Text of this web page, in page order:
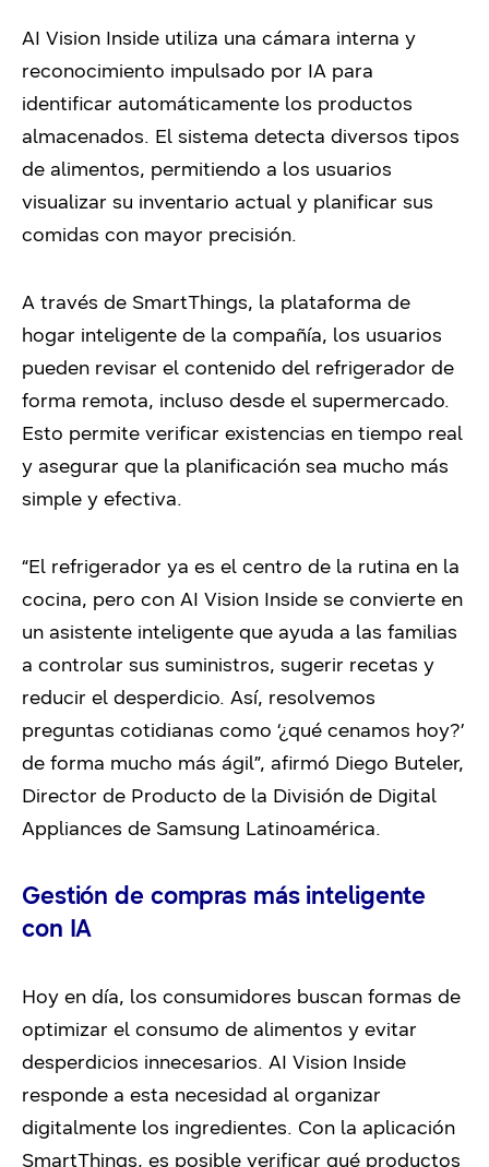
AI Vision Inside utiliza una cámara interna y
reconocimiento impulsado por IA para
identificar automáticamente los productos
almacenados. El sistema detecta diversos tipos
de alimentos, permitiendo a los usuarios
visualizar su inventario actual y planificar sus
comidas con mayor precisión.
A través de SmartThings, la plataforma de
hogar inteligente de la compañía, los usuarios
pueden revisar el contenido del refrigerador de
forma remota, incluso desde el supermercado.
Esto permite verificar existencias en tiempo real
y asegurar que la planificación sea mucho más
simple y efectiva.
“El refrigerador ya es el centro de la rutina en la
cocina, pero con AI Vision Inside se convierte en
un asistente inteligente que ayuda a las familias
a controlar sus suministros, sugerir recetas y
reducir el desperdicio. Así, resolvemos
preguntas cotidianas como ‘¿qué cenamos hoy?’
de forma mucho más ágil”, afirmó Diego Buteler,
Director de Producto de la División de Digital
Appliances de Samsung Latinoamérica.
Gestión de compras más inteligente
con IA
Hoy en día, los consumidores buscan formas de
optimizar el consumo de alimentos y evitar
desperdicios innecesarios. AI Vision Inside
responde a esta necesidad al organizar
digitalmente los ingredientes. Con la aplicación
SmartThings, es posible verificar qué productos